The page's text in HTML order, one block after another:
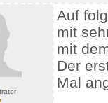
Auf
mit
mit
Der
Mal